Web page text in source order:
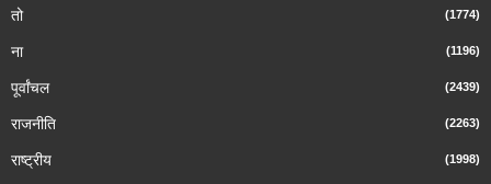
तो (1774)
ना (1196)
पूर्वांचल (2439)
राजनीति (2263)
राष्ट्रीय (1998)